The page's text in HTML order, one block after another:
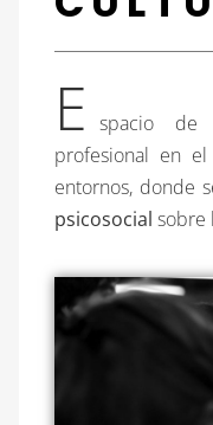
E spacio de
profesional en
entornos, donde
psicosocial sobre